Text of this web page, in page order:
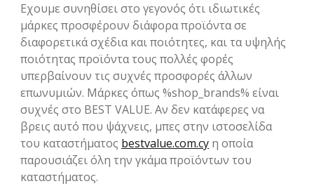
Eχουμε συνηθίσει στο γεγονός ότι ιδιωτικές
μάρκες προσφέρουν διάφορα προϊόντα σε
διαφορετικά σχέδια και ποιότητες, και τα υψηλής
ποιότητας προϊόντα τους πολλές φορές
υπερβαίνουν τις συχνές προσφορές άλλων
επωνυμιών. Μάρκες όπως %shop_brands% είναι
συχνές στο BEST VALUE. Aν δεν κατάφερες να
βρεις αυτό που ψάχνεις, μπες στην ιστοσελίδα
του καταστήματος bestvalue.com.cy η οποία
παρουσιάζει όλη την γκάμα προϊόντων του
καταστήματος.